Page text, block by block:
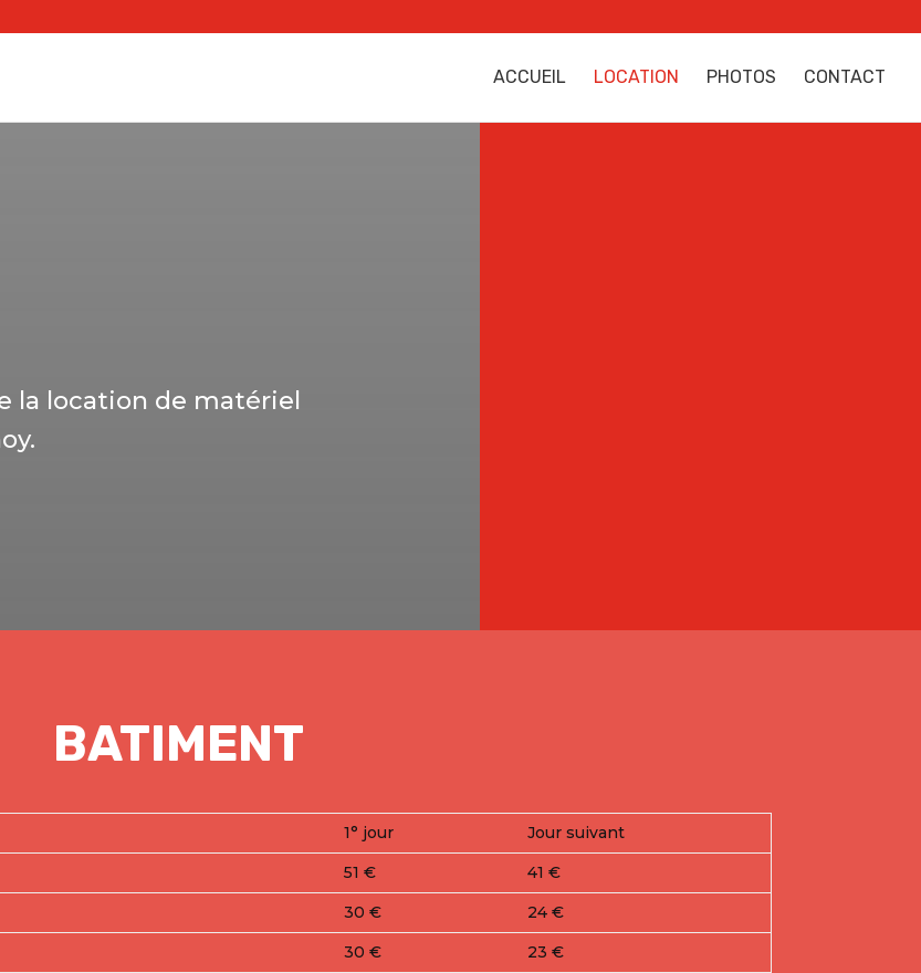
ACCUEIL LOCATION PHOTOS CONTACT
la location de matériel
BATIMENT
1° jour
Jour suivant
51 €
41 €
30 €
24 €
30 €
23 €